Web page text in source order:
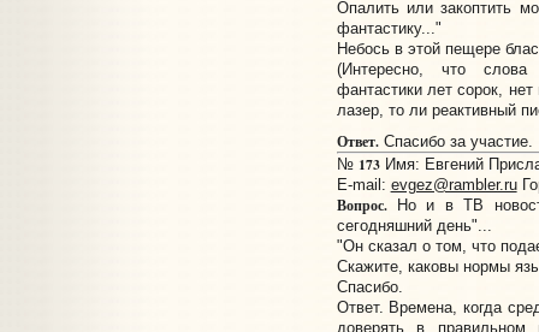
Опалить или закоптить
фантастику..."
Небось в этой пещере
(Интересно, что слова
фантастики лет сорок,
лазер, то ли реактивный
Ответ.Спасибо за участие.
№ 173Имя: Евгений
E-mail: evgez@rambler.ru
Вопрос.Но и в ТВ
сегодняшний день"...
"Он сказал о том, что
Скажите, каковы нормы
Спасибо.
Ответ. Времена, когда
доверять в правильном